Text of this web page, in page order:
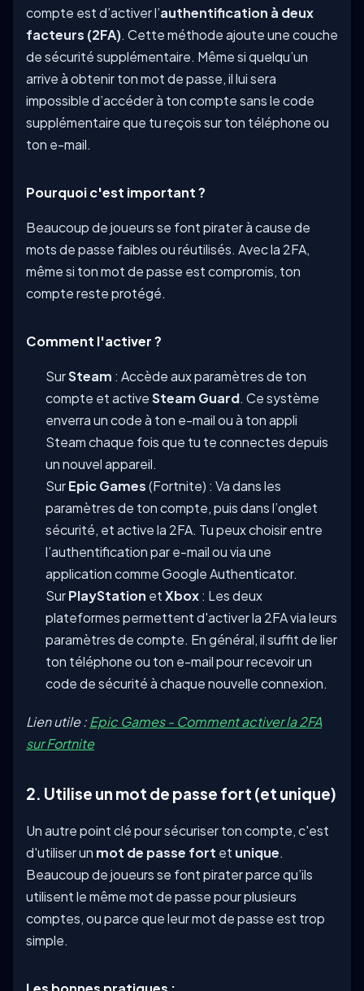
compte est d’activer l’authentification à deux
facteurs (2FA). Cette méthode ajoute une couche
de sécurité supplémentaire. Même si quelqu’un
arrive à obtenir ton mot de passe, il lui sera
impossible d’accéder à ton compte sans le code
supplémentaire que tu reçois sur ton téléphone ou
ton e-mail.
Pourquoi c'est important ?
Beaucoup de joueurs se font pirater à cause de
mots de passe faibles ou réutilisés. Avec la 2FA,
même si ton mot de passe est compromis, ton
compte reste protégé.
Comment l'activer ?
SurSteam : Accède aux paramètres de ton
compte et activeSteam Guard. Ce système
enverra un code à ton e-mail ou à ton appli
Steam chaque fois que tu te connectes depuis
un nouvel appareil.
SurEpic Games(Fortnite) : Va dans les
paramètres de ton compte, puis dans l’onglet
sécurité, et active la 2FA. Tu peux choisir entre
l’authentification par e-mail ou via une
application comme Google Authenticator.
SurPlayStation etXbox: Les deux
plateformes permettent d'activer la 2FA via leurs
paramètres de compte. En général, il suffit de lier
ton téléphone ou ton e-mail pour recevoir un
code de sécurité à chaque nouvelle connexion.
Lien utile :Epic Games - Comment activer la 2FA
sur Fortnite
2. Utilise un mot de passe fort (et unique)
Un autre point clé pour sécuriser ton compte, c'est
d'utiliser un mot de passe fort et unique.
Beaucoup de joueurs se font pirater parce qu’ils
utilisent le même mot de passe pour plusieurs
comptes, ou parce que leur mot de passe est trop
simple.